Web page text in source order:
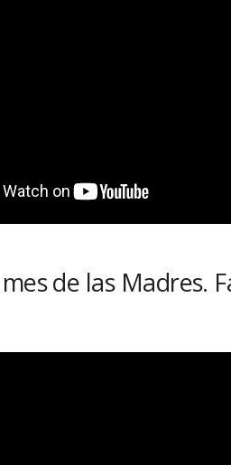
de las Madres.